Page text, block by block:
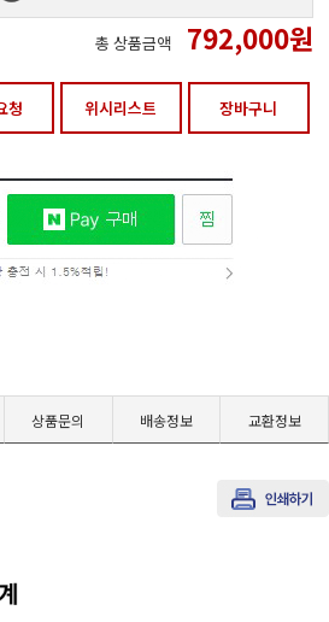
식·건식가스메타
총 상품금액 792,000원
청 위시리스트 장바구니
상품문의 배송정보 교환정보